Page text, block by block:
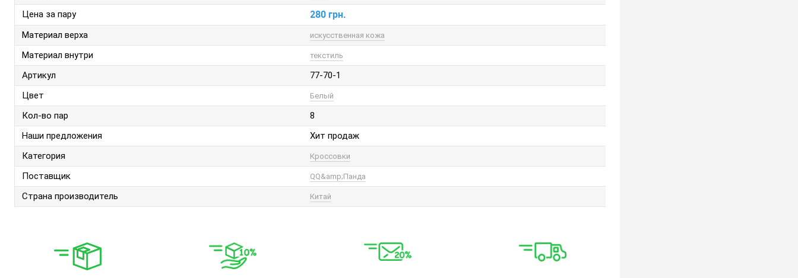
Цена за пару 280 грн.
Материал верха искусственная кожа
Материал внутри текстиль
Артикул
77-70-1
Цвет
Белый
Кол-во пар
8
Наши предложения
Хит продаж
Категория
Кроссовки
Поставщик QQ&amp;Панда
Страна производитель Китай